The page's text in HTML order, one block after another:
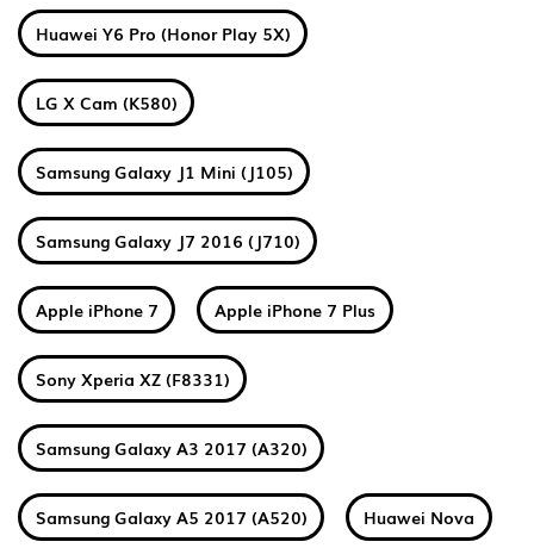
Huawei Y6 Pro (Honor Play 5X)
LG X Cam (K580)
Samsung Galaxy J1 Mini (J105)
Samsung Galaxy J7 2016 (J710)
Apple iPhone 7 Apple iPhone 7 Plus
Sony Xperia XZ (F8331)
Samsung Galaxy A3 2017 (A320)
Samsung Galaxy A5 2017 (A520) Huawei Nova